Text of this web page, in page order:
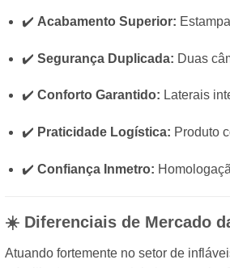
✔️ Acabamento Superior:
✔️ Segurança Duplicada: Duas
✔️ Conforto Garantido: Laterais
✔️ Praticidade Logística: Produto
✔️ Confiança Inmetro:
☀️ Diferenciais de Mercado
Atuando fortemente no setor de